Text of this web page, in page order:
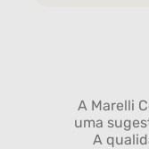
A Marelli
uma
A